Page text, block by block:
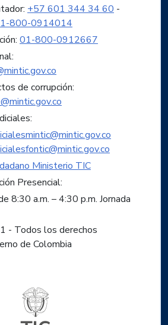
+57 601 344 34 60 -
800-0914014
01-800-0912667
de corrupción:
Ministerio TIC
Presencial:
8:30 a.m. – 4:30 p.m. Jornada
- Todos los derechos
de Colombia